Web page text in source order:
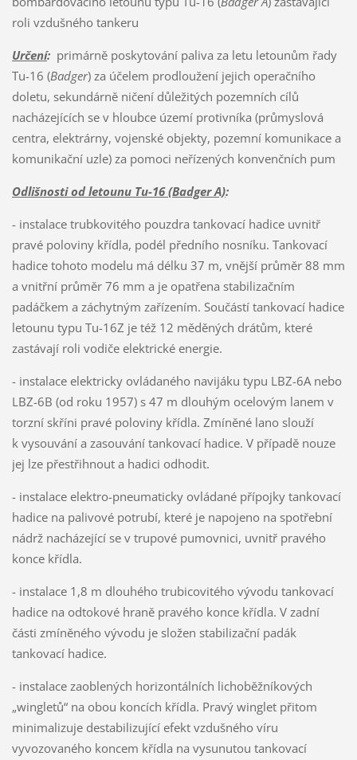
roli vzdušného tankeru
Určení:primárně poskytování paliva za letu letounům řady
Tu-16 (Badger) za účelem prodloužení jejich operačního
doletu, sekundárně ničení důležitých pozemních cílů
nacházejících se v hloubce území protivníka (průmyslová
centra, elektrárny, vojenské objekty, pozemní komunikace a
komunikační uzle) za pomoci neřízených konvenčních pum
Odlišnosti od letounu Tu-16 (Badger A):
- instalace trubkovitého pouzdra tankovací hadice uvnitř
pravé poloviny křídla, podél předního nosníku. Tankovací
hadice tohoto modelu má délku 37 m, vnější průměr 88 mm
a vnitřní průměr 76 mm a je opatřena stabilizačním
padáčkem a záchytným zařízením. Součástí tankovací hadice
letounu typu Tu-16Z je též 12 měděných drátům, které
zastávají roli vodiče elektrické energie.
- instalace elektricky ovládaného navijáku typu LBZ-6A nebo
LBZ-6B (od roku 1957) s 47 m dlouhým ocelovým lanem v
torzní skříni pravé poloviny křídla. Zmíněné lano slouží
k vysouvání a zasouvání tankovací hadice. V případě nouze
jej lze přestřihnout a hadici odhodit.
- instalace elektro-pneumaticky ovládané přípojky tankovací
hadice na palivové potrubí, které je napojeno na spotřební
nádrž nacházející se v trupové pumovnici, uvnitř pravého
konce křídla.
- instalace 1,8 m dlouhého trubicovitého vývodu tankovací
hadice na odtokové hraně pravého konce křídla. V zadní
části zmíněného vývodu je složen stabilizační padák
tankovací hadice.
- instalace zaoblených horizontálních lichoběžníkových
„wingletů“ na obou koncích křídla. Pravý winglet přitom
minimalizuje destabilizující efekt vzdušného víru
vyvozovaného koncem křídla na vysunutou tankovací